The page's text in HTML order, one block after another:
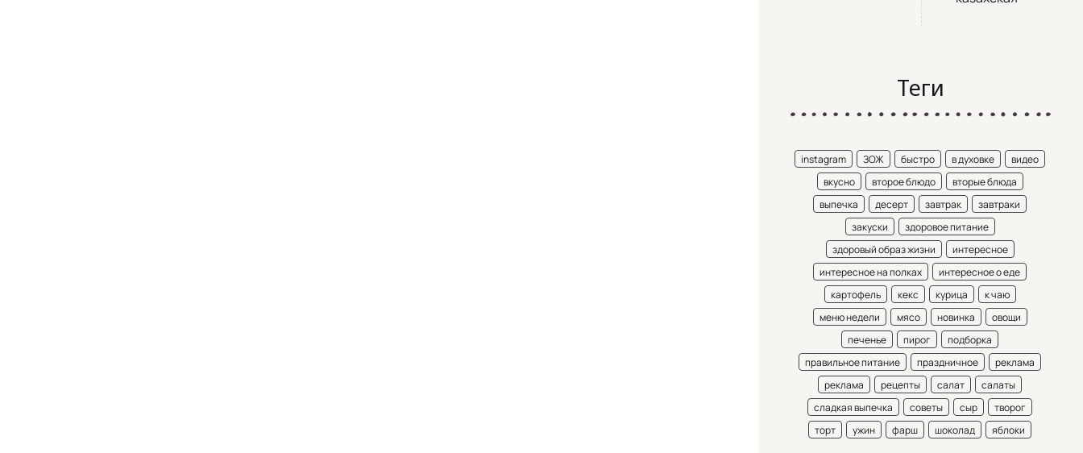
Теги
instagram ЗОЖ быстро в духовке
видео
вкусно
второе блюдо
вторые блюда
выпечка
десерт завтрак
завтраки
закуски
здоровое питание
здоровый образ жизни
интересное
интересное на полках
интересное о еде
картофель
кекс курица
к чаю
меню недели
мясо новинка
овощи
печенье
пирог
подборка
правильное питание
праздничное
реклама
реклама
рецепты салат
салаты
сладкая выпечка
советы сыр
творог
торт
ужин фарш шоколад яблоки